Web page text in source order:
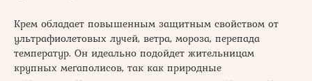
Крем обладает повышенным защитным свойством от
ультрафиолетовых лучей, ветра, мороза, перепада
температур. Он идеально подойдет жительницам
крупных мегаполисов, так как природные